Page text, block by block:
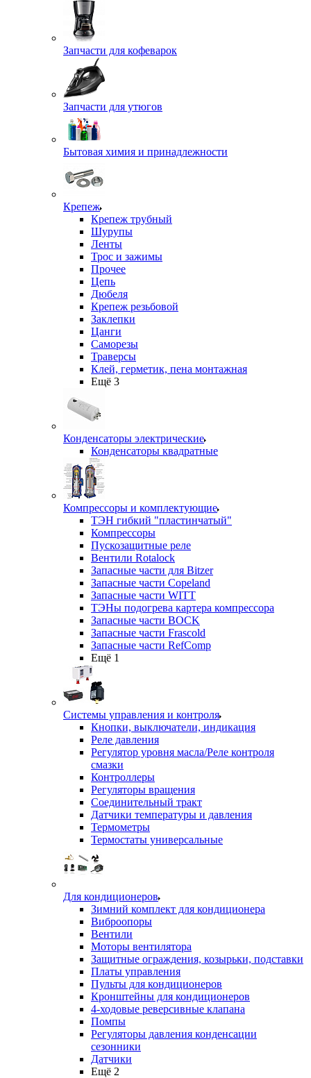
Запчасти для кофеварок
Запчасти для утюгов
Бытовая химия и принадлежности
Крепеж
Крепеж трубный
Шурупы
Ленты
Трос и зажимы
Прочее
Цепь
Дюбеля
Крепеж резьбовой
Заклепки
Цанги
Саморезы
Траверсы
Клей, герметик, пена монтажная
Ещё 3
Конденсаторы электрические
Конденсаторы квадратные
Компрессоры и комплектующие
ТЭН гибкий "пластинчатый"
Компрессоры
Пускозащитные реле
Вентили Rotalock
Запасные части для Bitzer
Запасные части Copeland
Запасные части WITT
ТЭНы подогрева картера компрессора
Запасные части BOCK
Запасные части Frascold
Запасные части RefComp
Ещё 1
Системы управления и контроля
Кнопки, выключатели, индикация
Реле давления
Регулятор уровня масла/Реле контроля
смазки
Контроллеры
Регуляторы вращения
Соединительный тракт
Датчики температуры и давления
Термометры
Термостаты универсальные
Для кондиционеров
Зимний комплект для кондиционера
Виброопоры
Вентили
Моторы вентилятора
Защитные ограждения, козырьки, подставки
Платы управления
Пульты для кондиционеров
Кронштейны для кондиционеров
4-ходовые реверсивные клапана
Помпы
Регуляторы давления конденсации
сезонники
Датчики
Ещё 2